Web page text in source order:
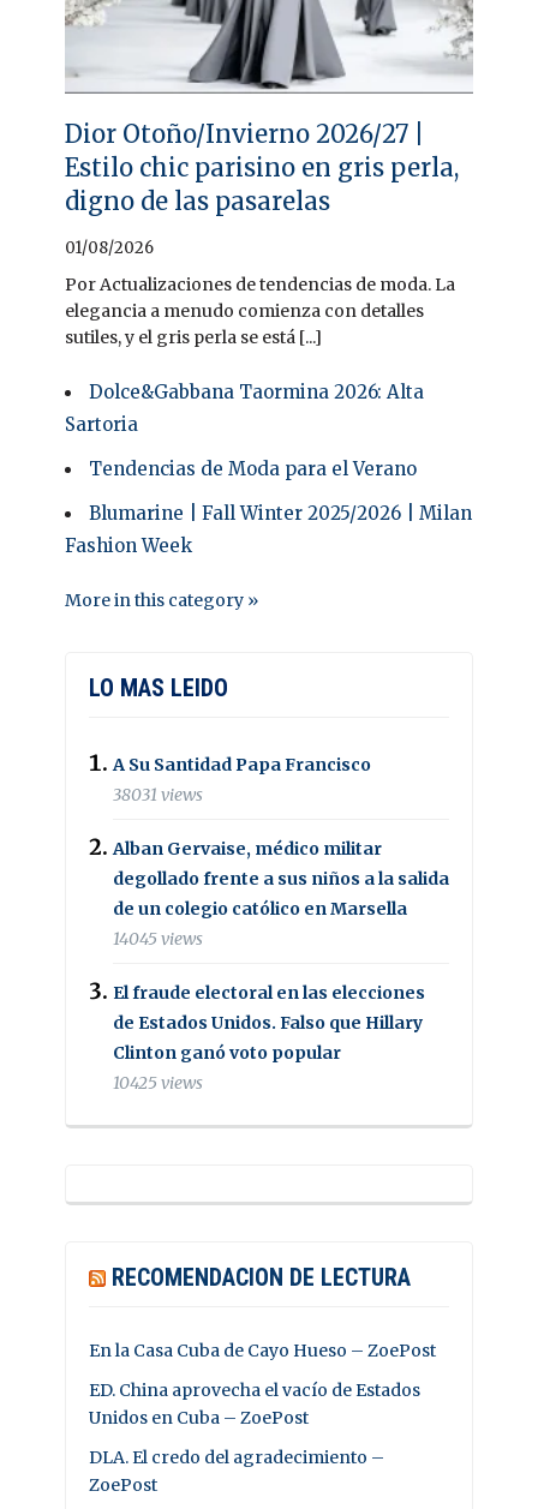
Dior Otoño/Invierno 2026/27 |
Estilo chic parisino en gris perla,
digno de las pasarelas
01/08/2026
Por Actualizaciones de tendencias de moda. La
elegancia a menudo comienza con detalles
sutiles, y el gris perla se está [...]
Dolce&Gabbana Taormina 2026: Alta
Sartoria
Tendencias de Moda para el Verano
Blumarine | Fall Winter 2025/2026 | Milan
Fashion Week
More in this category »
LO MAS LEIDO
A Su Santidad Papa Francisco
38031 views
Alban Gervaise, médico militar
degollado frente a sus niños a la salida
de un colegio católico en Marsella
14045 views
El fraude electoral en las elecciones
de Estados Unidos. Falso que Hillary
Clinton ganó voto popular
10425 views
RECOMENDACION DE LECTURA
En la Casa Cuba de Cayo Hueso – ZoePost
ED. China aprovecha el vacío de Estados
Unidos en Cuba – ZoePost
DLA. El credo del agradecimiento –
ZoePost